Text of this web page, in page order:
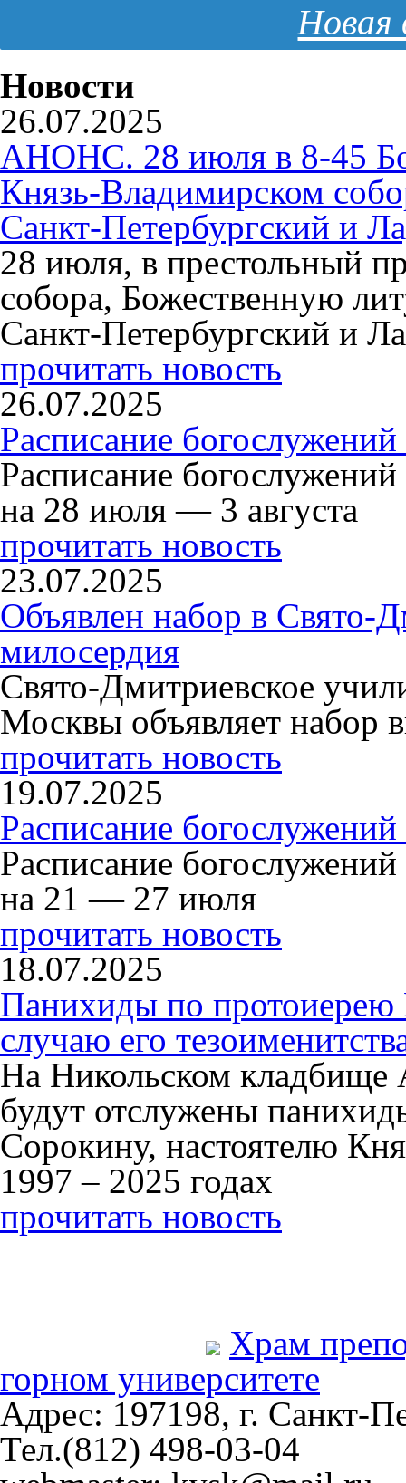
Новая
Новости
26.07.2025
АНОНС. 28 июля в 8-45
Князь-Владимирском
Санкт-Петербургский и
28 июля, в престольный
собора, Божественную
Санкт-Петербургский и
прочитать новость
26.07.2025
Расписание
Расписание
на 28 июля — 3 августа
прочитать новость
23.07.2025
Объявлен набор в Свято-
милосердия
Свято-Дмитриевское
Москвы объявляет набор
прочитать новость
19.07.2025
Расписание
Расписание
на 21 — 27 июля
прочитать новость
18.07.2025
Панихиды по
случаю его
На Никольском кладбище
будут отслужены
Сорокину, настоятелю
1997 – 2025 годах
прочитать новость
Храм
горном университете
Адрес: 197198, г. Санкт-
Тел.(812) 498-03-04